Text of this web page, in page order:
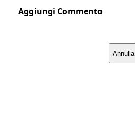
Aggiungi Commento
Annulla